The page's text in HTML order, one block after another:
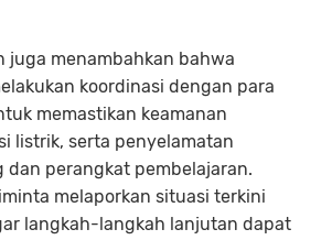
juga menambahkan bahwa
koordinasi dengan para
memastikan keamanan
listrik, serta penyelamatan
dan perangkat pembelajaran.
melaporkan situasi terkini
langkah-langkah lanjutan dapat